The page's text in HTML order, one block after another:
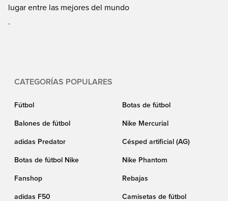
lugar entre las mejores del mundo
.
CATEGORÍAS POPULARES
Fútbol Botas de fútbol
Balones de fútbol Nike Mercurial
adidas Predator Césped artificial (AG)
Botas de fútbol Nike Nike Phantom
Fanshop Rebajas
adidas F50 Camisetas de fútbol